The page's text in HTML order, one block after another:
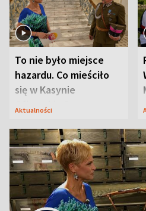
To nie było miejsce
hazardu. Co mieściło
się w Kasynie
Oficerskim?
Aktualności